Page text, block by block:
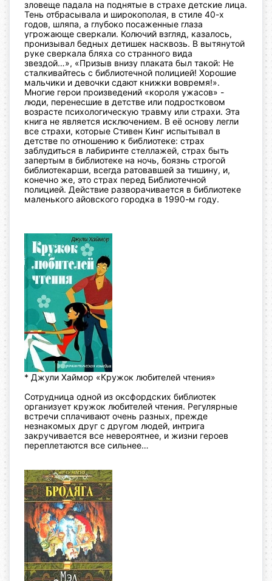
зловеще падала на поднятые в страхе детские лица.
Тень отбрасывала и широкополая, в стиле 40-х
годов, шляпа, а глубоко посаженные глаза
угрожающе сверкали. Колючий взгляд, казалось,
пронизывал бедных детишек насквозь. В вытянутой
руке сверкала бляха со странного вида
звездой…», «Призыв внизу плаката был такой: Не
сталкивайтесь с библиотечной полицией! Хорошие
мальчики и девочки сдают книжки вовремя!».
Многие герои произведений «короля ужасов» -
люди, перенесшие в детстве или подростковом
возрасте психологическую травму или страхи. Эта
книга не является исключением. В её основу легли
все страхи, которые Стивен Кинг испытывал в
детстве по отношению к библиотеке: страх
заблудиться в лабиринте стеллажей, страх быть
запертым в библиотеке на ночь, боязнь строгой
библиотекарши, всегда ратовавшей за тишину, и,
конечно же, это страх перед Библиотечной
полицией. Действие разворачивается в библиотеке
маленького айовского городка в 1990-м году.
* Джули Хаймор «Кружок любителей чтения»
Сотрудница одной из оксфордских библиотек
организует кружок любителей чтения. Регулярные
встречи сплачивают очень разных, прежде
незнакомых друг с другом людей, интрига
закручивается все невероятнее, и жизни героев
переплетаются все сильнее…